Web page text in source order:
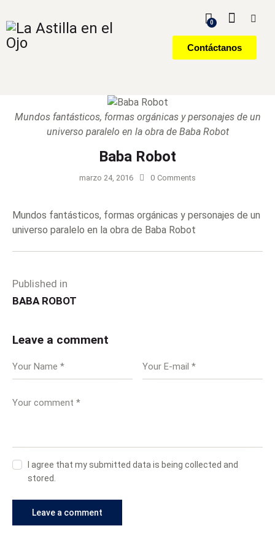
0
Contáctanos
Mundos fantásticos, formas orgánicas y personajes de un
universo paralelo en la obra de Baba Robot
Baba Robot
marzo 24, 2016 0 Comments
Mundos fantásticos, formas orgánicas y personajes de un
universo paralelo en la obra de Baba Robot
Published in
BABA ROBOT
Leave a comment
I agree that my submitted data is being collected and
stored.